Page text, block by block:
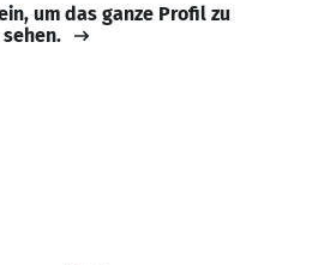
um das ganze Profil zu
sehen.